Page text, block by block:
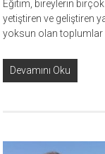
Eğitim, bireylerin
yetiştiren ve geliştiren
yoksun olan toplumlar
Devamını Oku